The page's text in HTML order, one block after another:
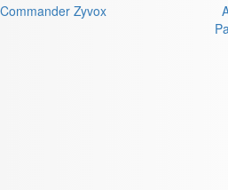
Navigation
Commander Zyvox